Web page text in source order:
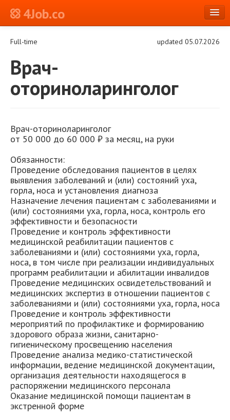
4Job.co
Full-time updated 05.07.2026
Врач-
оториноларинголог
Врач-оториноларинголог
от 50 000 до 60 000 ₽ за месяц, на руки
Обязанности:
Проведение обследования пациентов в целях
выявления заболеваний и (или) состояний уха,
горла, носа и установления диагноза
Назначение лечения пациентам с заболеваниями и
(или) состояниями уха, горла, носа, контроль его
эффективности и безопасности
Проведение и контроль эффективности
медицинской реабилитации пациентов с
заболеваниями и (или) состояниями уха, горла,
носа, в том числе при реализации индивидуальных
программ реабилитации и абилитации инвалидов
Проведение медицинских освидетельствований и
медицинских экспертиз в отношении пациентов с
заболеваниями и (или) состояниями уха, горла, носа
Проведение и контроль эффективности
мероприятий по профилактике и формированию
здорового образа жизни, санитарно-
гигиеническому просвещению населения
Проведение анализа медико-статистической
информации, ведение медицинской документации,
организация деятельности находящегося в
распоряжении медицинского персонала
Оказание медицинской помощи пациентам в
экстренной форме